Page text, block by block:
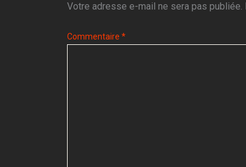
Votre adresse e-mail ne sera pas publiée.
Commentaire *